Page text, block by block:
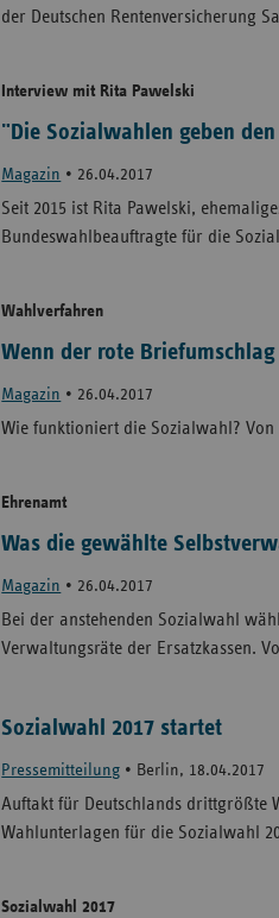
der Deutschen Rentenversicherung
Interview mit Rita Pawelski
"Die Sozialwahlen geben
Magazin • 26.04.2017
Seit 2015 ist Rita Pawelski,
Bundeswahlbeauftragte für die
Wahlverfahren
Wenn der rote
Magazin • 26.04.2017
Wie funktioniert die Sozialwahl? Von
Ehrenamt
Was die gewählte
Magazin • 26.04.2017
Bei der anstehenden Sozialwahl
Verwaltungsräte der Ersatzkassen.
Sozialwahl 2017 startet
Pressemitteilung • Berlin, 18.04.2017
Auftakt für Deutschlands drittgrößte
Wahlunterlagen für die Sozialwahl
Sozialwahl 2017